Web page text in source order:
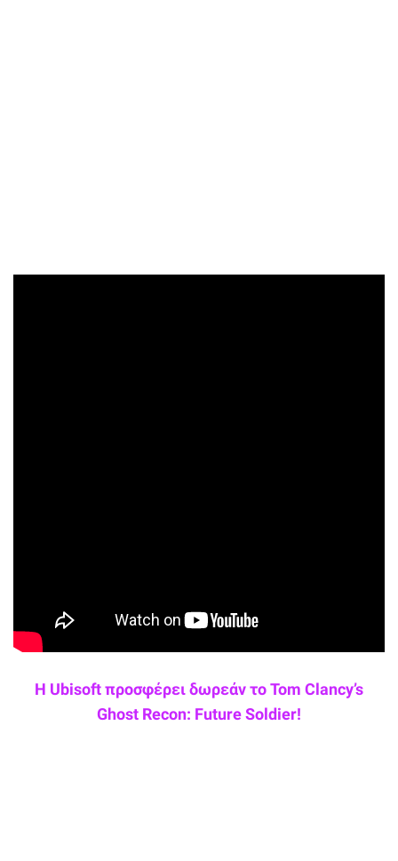
Η Ubisoft προσφέρει δωρεάν το Tom Clancy’s
Ghost Recon: Future Soldier!